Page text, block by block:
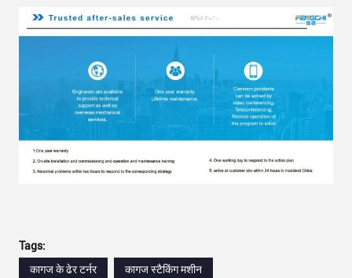
Tags:
कागज के ढेर टर्नर
कागज स्टैकिंग मशीन